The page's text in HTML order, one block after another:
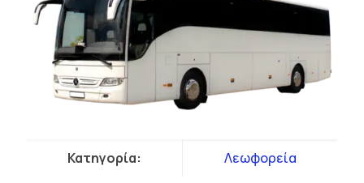
Κατηγορία: Λεωφορεία